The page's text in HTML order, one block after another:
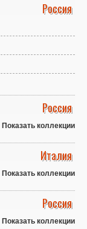
Россия
Россия
Показать коллекции
Италия
Показать коллекции
Россия
Показать коллекции